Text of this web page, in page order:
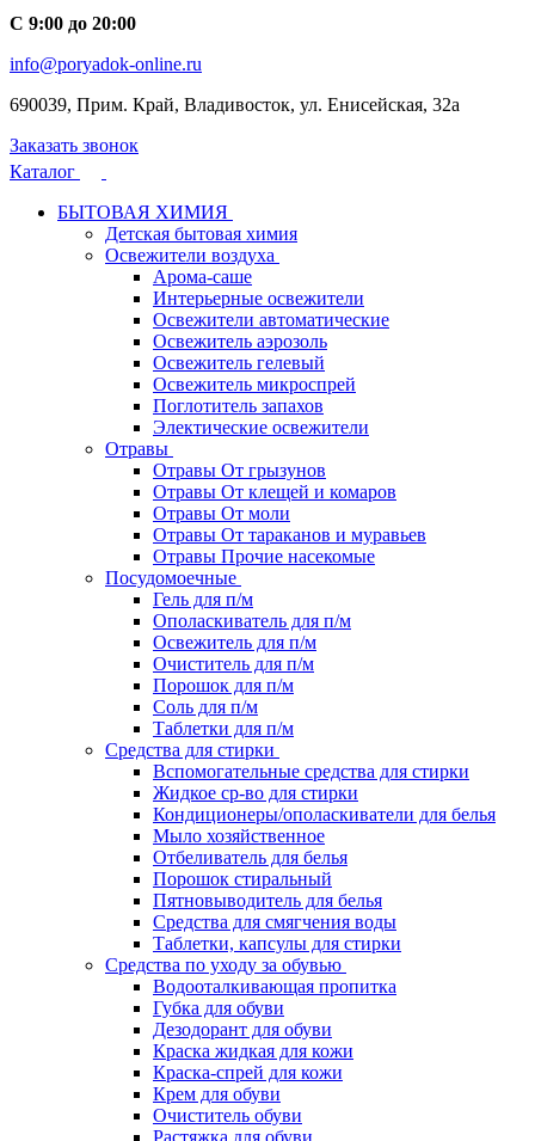
С 9:00 до 20:00
info@poryadok-online.ru
690039, Прим. Край, Владивосток, ул. Енисейская, 32а
Заказать звонок
Каталог
БЫТОВАЯ ХИМИЯ
Детская бытовая химия
Освежители воздуха
Арома-саше
Интерьерные освежители
Освежители автоматические
Освежитель аэрозоль
Освежитель гелевый
Освежитель микроспрей
Поглотитель запахов
Электические освежители
Отравы
Отравы От грызунов
Отравы От клещей и комаров
Отравы От моли
Отравы От тараканов и муравьев
Отравы Прочие насекомые
Посудомоечные
Гель для п/м
Ополаскиватель для п/м
Освежитель для п/м
Очиститель для п/м
Порошок для п/м
Соль для п/м
Таблетки для п/м
Средства для стирки
Вспомогательные средства для стирки
Жидкое ср-во для стирки
Кондиционеры/ополаскиватели для белья
Мыло хозяйственное
Отбеливатель для белья
Порошок стиральный
Пятновыводитель для белья
Средства для смягчения воды
Таблетки, капсулы для стирки
Средства по уходу за обувью
Водооталкивающая пропитка
Губка для обуви
Дезодорант для обуви
Краска жидкая для кожи
Краска-спрей для кожи
Крем для обуви
Очиститель обуви
Растяжка для обуви